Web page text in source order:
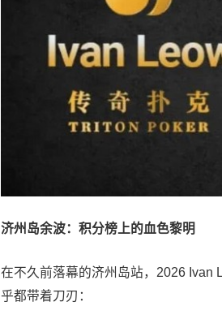
济州岛余波：积分榜上的血色黎明
在不久前落幕的济州岛站，2026 Ivan
乎都带着刀刃：